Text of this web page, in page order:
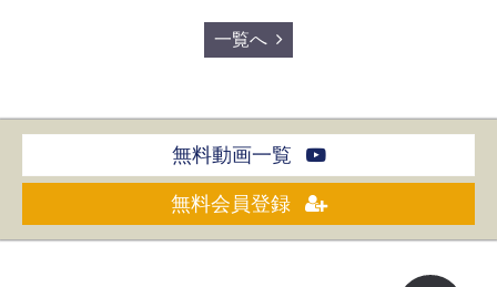
一覧へ
無料動画一覧
無料会員登録